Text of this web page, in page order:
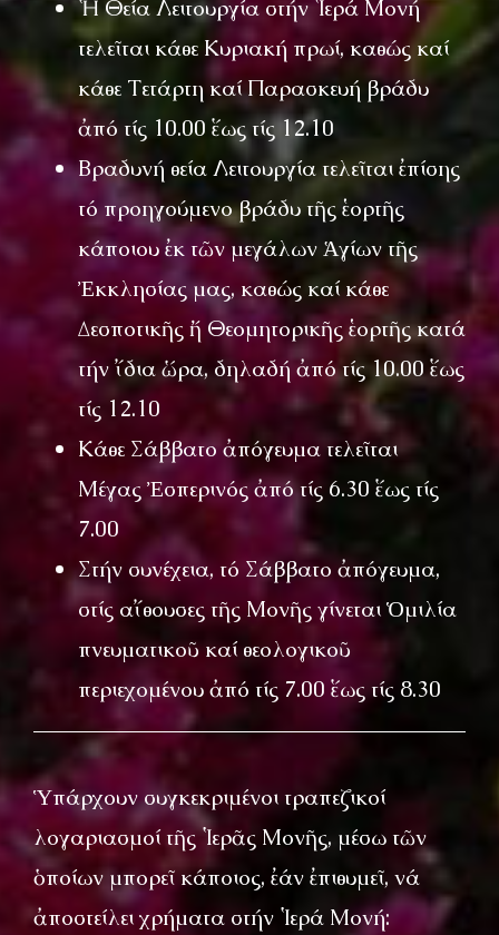
Ἡ Θεία Λειτουργία στήν Ἱερά Μονή
τελεῖται κάθε Κυριακή πρωί, καθώς καί
κάθε Τετάρτη καί Παρασκευή βράδυ
ἀπό τίς 10.00 ἕως τίς 12.10
Βραδυνή θεία Λειτουργία τελεῖται ἐπίσης
τό προηγούμενο βράδυ τῆς ἑορτῆς
κάποιου ἐκ τῶν μεγάλων Ἁγίων τῆς
Ἐκκλησίας μας, καθώς καί κάθε
Δεσποτικῆς ἤ Θεομητορικῆς ἑορτῆς κατά
τήν ἴδια ὥρα, δηλαδή ἀπό τίς 10.00 ἕως
τίς 12.10
Κάθε Σάββατο ἀπόγευμα τελεῖται
Μέγας Ἐσπερινός ἀπό τίς 6.30 ἕως τίς
7.00
Στήν συνέχεια, τό Σάββατο ἀπόγευμα,
στίς αἴθουσες τῆς Μονῆς γίνεται Ὁμιλία
πνευματικοῦ καί θεολογικοῦ
περιεχομένου ἀπό τίς 7.00 ἕως τίς 8.30
Ὑπάρχουν συγκεκριμένοι τραπεζικοί
λογαριασμοί τῆς Ἱερᾶς Μονῆς, μέσω τῶν
ὁποίων μπορεῖ κάποιος, ἐάν ἐπιθυμεῖ, νά
ἀποστείλει χρήματα στήν Ἱερά Μονή: